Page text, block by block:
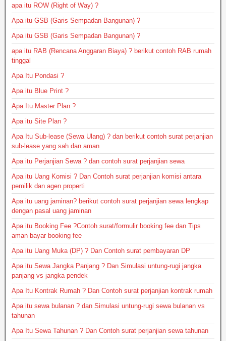
apa itu ROW (Right of Way) ?
Apa itu GSB (Garis Sempadan Bangunan) ?
Apa itu GSB (Garis Sempadan Bangunan) ?
apa itu RAB (Rencana Anggaran Biaya) ? berikut contoh RAB rumah
tinggal
Apa Itu Pondasi ?
Apa itu Blue Print ?
Apa Itu Master Plan ?
Apa itu Site Plan ?
Apa Itu Sub-lease (Sewa Ulang) ? dan berikut contoh surat perjanjian
sub-lease yang sah dan aman
Apa itu Perjanjian Sewa ? dan contoh surat perjanjian sewa
Apa itu Uang Komisi ? Dan Contoh surat perjanjian komisi antara
pemilik dan agen properti
Apa itu uang jaminan? berikut contoh surat perjanjian sewa lengkap
dengan pasal uang jaminan
Apa itu Booking Fee ?Contoh surat/formulir booking fee dan Tips
aman bayar booking fee
Apa itu Uang Muka (DP) ? Dan Contoh surat pembayaran DP
Apa itu Sewa Jangka Panjang ? Dan Simulasi untung-rugi jangka
panjang vs jangka pendek
Apa Itu Kontrak Rumah ? Dan Contoh surat perjanjian kontrak rumah
Apa itu sewa bulanan ? dan Simulasi untung-rugi sewa bulanan vs
tahunan
Apa Itu Sewa Tahunan ? Dan Contoh surat perjanjian sewa tahunan